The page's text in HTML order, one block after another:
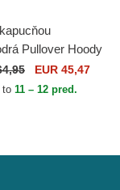
Pullover Hoody
NBA New
EUR 45,47
to 11 – 12 pred.